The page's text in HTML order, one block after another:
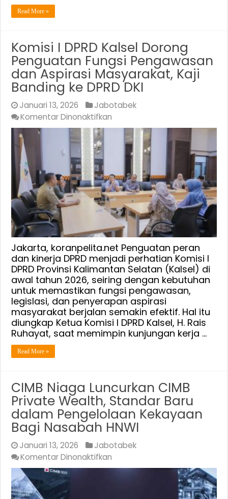
Read More »
Komisi I DPRD Kalsel Dorong
Penguatan Fungsi Pengawasan
dan Aspirasi Masyarakat, Kaji
Banding ke DPRD DKI
Januari 13, 2026
Jabotabek
Komentar Dinonaktifkan
Komisi
DPRD
Dorong
Penguatan
Fungsi
Pengawasan
dan
Aspirasi
Masyarakat,
Kaji
Banding
ke
DPRD
DKI
Jakarta, koranpelita.net Penguatan peran
dan kinerja DPRD menjadi perhatian Komisi I
DPRD Provinsi Kalimantan Selatan (Kalsel) di
awal tahun 2026, seiring dengan kebutuhan
untuk memastikan fungsi pengawasan,
legislasi, dan penyerapan aspirasi
masyarakat berjalan semakin efektif. Hal itu
diungkap Ketua Komisi I DPRD Kalsel, H. Rais
Ruhayat, saat memimpin kunjungan kerja …
Read More »
CIMB Niaga Luncurkan CIMB
Private Wealth, Standar Baru
dalam Pengelolaan Kekayaan
Bagi Nasabah HNWI
Januari 13, 2026
Jabotabek
Komentar Dinonaktifkan
CIMB